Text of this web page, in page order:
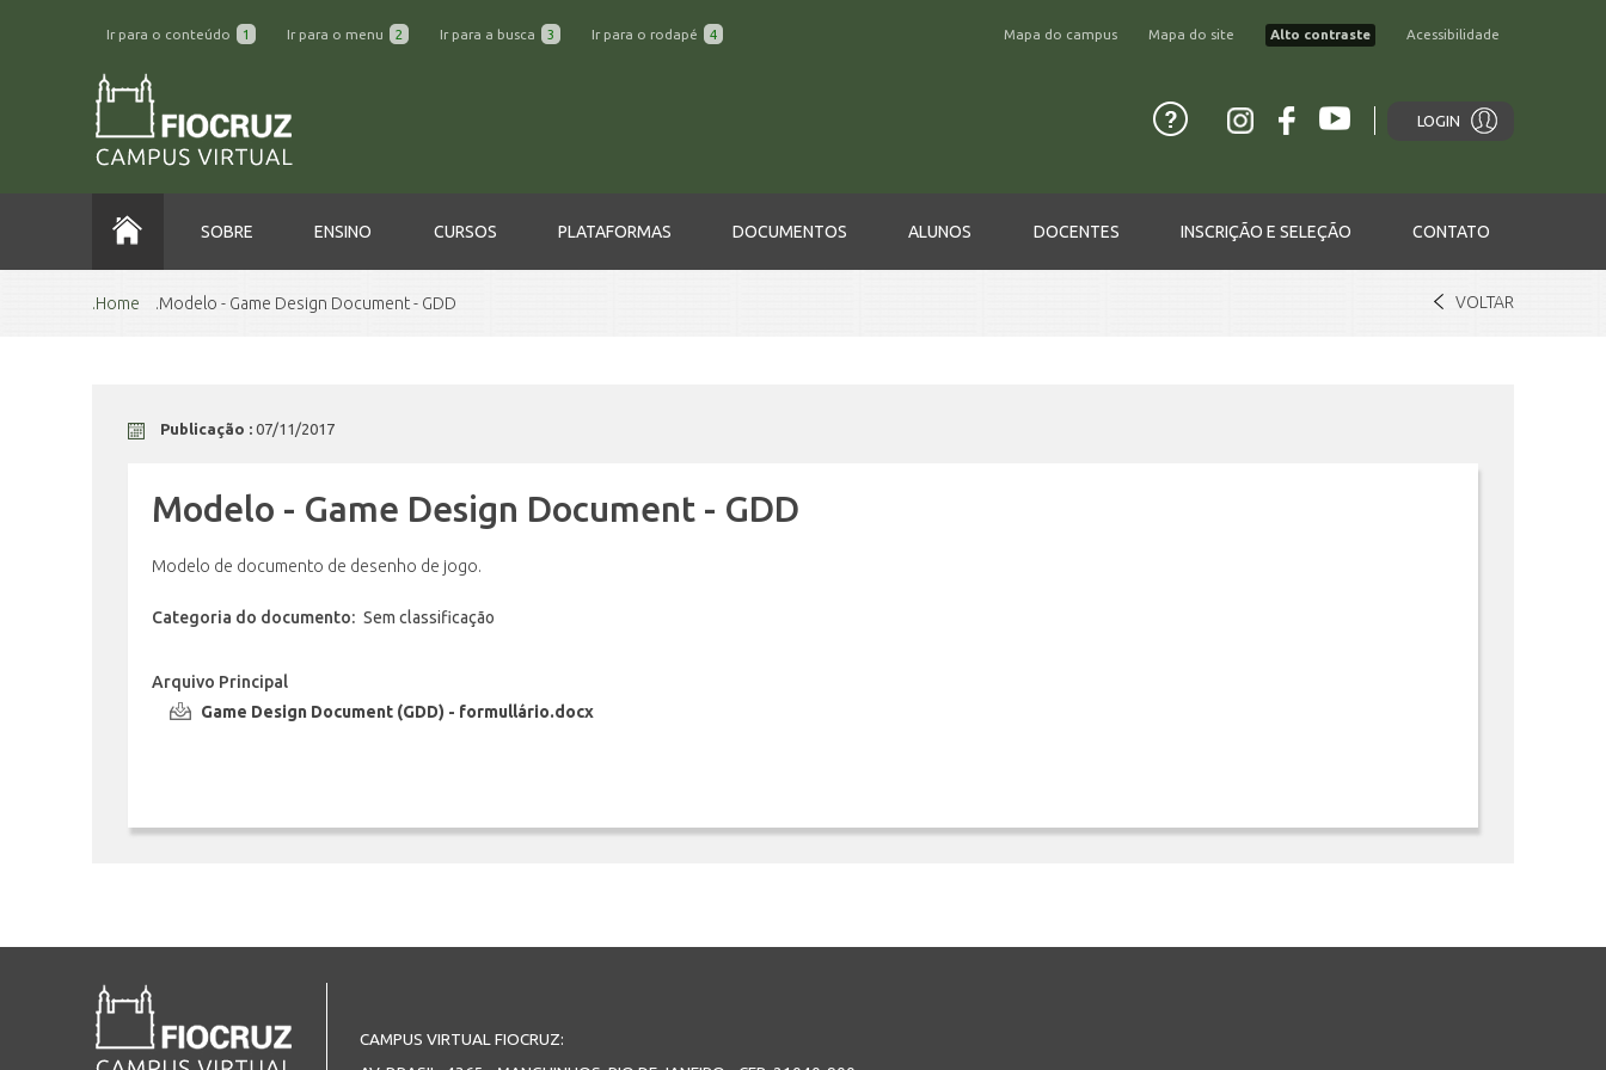
Ir para o conteúdo 1 Ir para o menu 2 Ir para a busca 3 Ir para o rodapé 4 Mapa do campus Mapa do site Alto contraste Acessibilidade
LOGIN
SOBRE ENSINO CURSOS PLATAFORMAS DOCUMENTOS ALUNOS DOCENTES INSCRIÇÃO E SELEÇÃO CONTATO
Home Modelo - Game Design Document - GDD VOLTAR
Publicação : 07/11/2017
Modelo - Game Design Document - GDD
Modelo de documento de desenho de jogo.
Categoria do documento: Sem classificação
Arquivo Principal
Game Design Document (GDD) - formullário.docx
CAMPUS VIRTUAL FIOCRUZ: